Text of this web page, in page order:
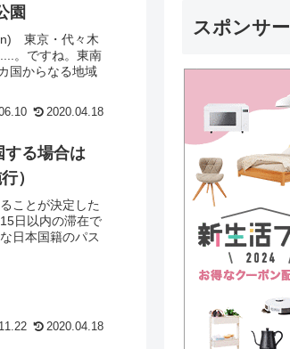
園
東京・代々木
。ですね。東南
国からなる地域
2020.04.18
する場合は
）
ことが決定した
日以内の滞在で
日本国籍のパス
2020.04.18
スポンサー